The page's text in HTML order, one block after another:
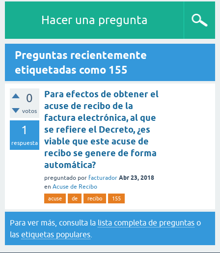
Hacer una pregunta
Preguntas recientemente
etiquetadas como 155
0
votos
1
respuesta
Para efectos de obtener el
acuse de recibo de la
factura electrónica, al que
se refiere el Decreto, ¿es
viable que este acuse de
recibo se genere de forma
automática?
preguntado por facturador Abr 23, 2018
en Acuse de Recibo
acuse de recibo 155
Para ver más, consulta la lista completa de preguntas o
las etiquetas populares